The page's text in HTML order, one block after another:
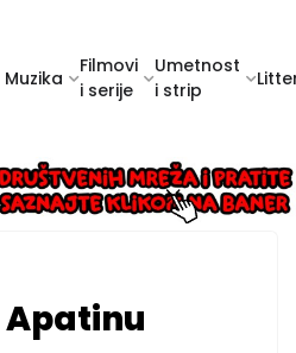
Muzika
Filmovi
i serije
Umetnost
i strip
Apatinu